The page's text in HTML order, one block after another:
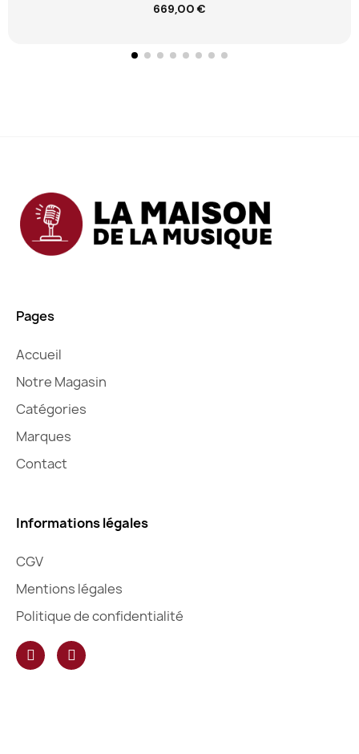
669,00 €
Ajouter au panier
Pages
Accueil
Notre Magasin
Catégories
Marques
Contact
Informations légales
CGV
Mentions légales
Politique de confidentialité